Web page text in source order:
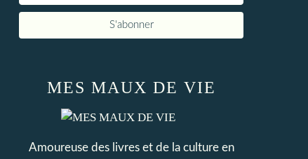
MES MAUX DE VIE
Amoureuse des livres et de la culture en